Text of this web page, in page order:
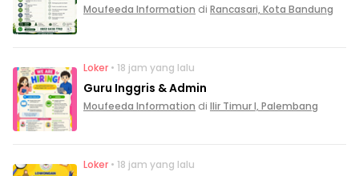
Moufeeda Information di Rancasari, Kota Bandung
Loker • 18 jam yang lalu
Guru Inggris & Admin
Moufeeda Information di Ilir Timur I, Palembang
Loker • 18 jam yang lalu